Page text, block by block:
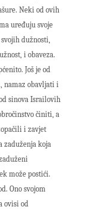
Neki od ovih
uređuju svoje
dužnosti,
i obaveza.
Još je od
namaz obavljati i
sinova Israilovih
činiti, a
i zavjet
zaduženja koja
može postići.
Ono svojom
ovisi od